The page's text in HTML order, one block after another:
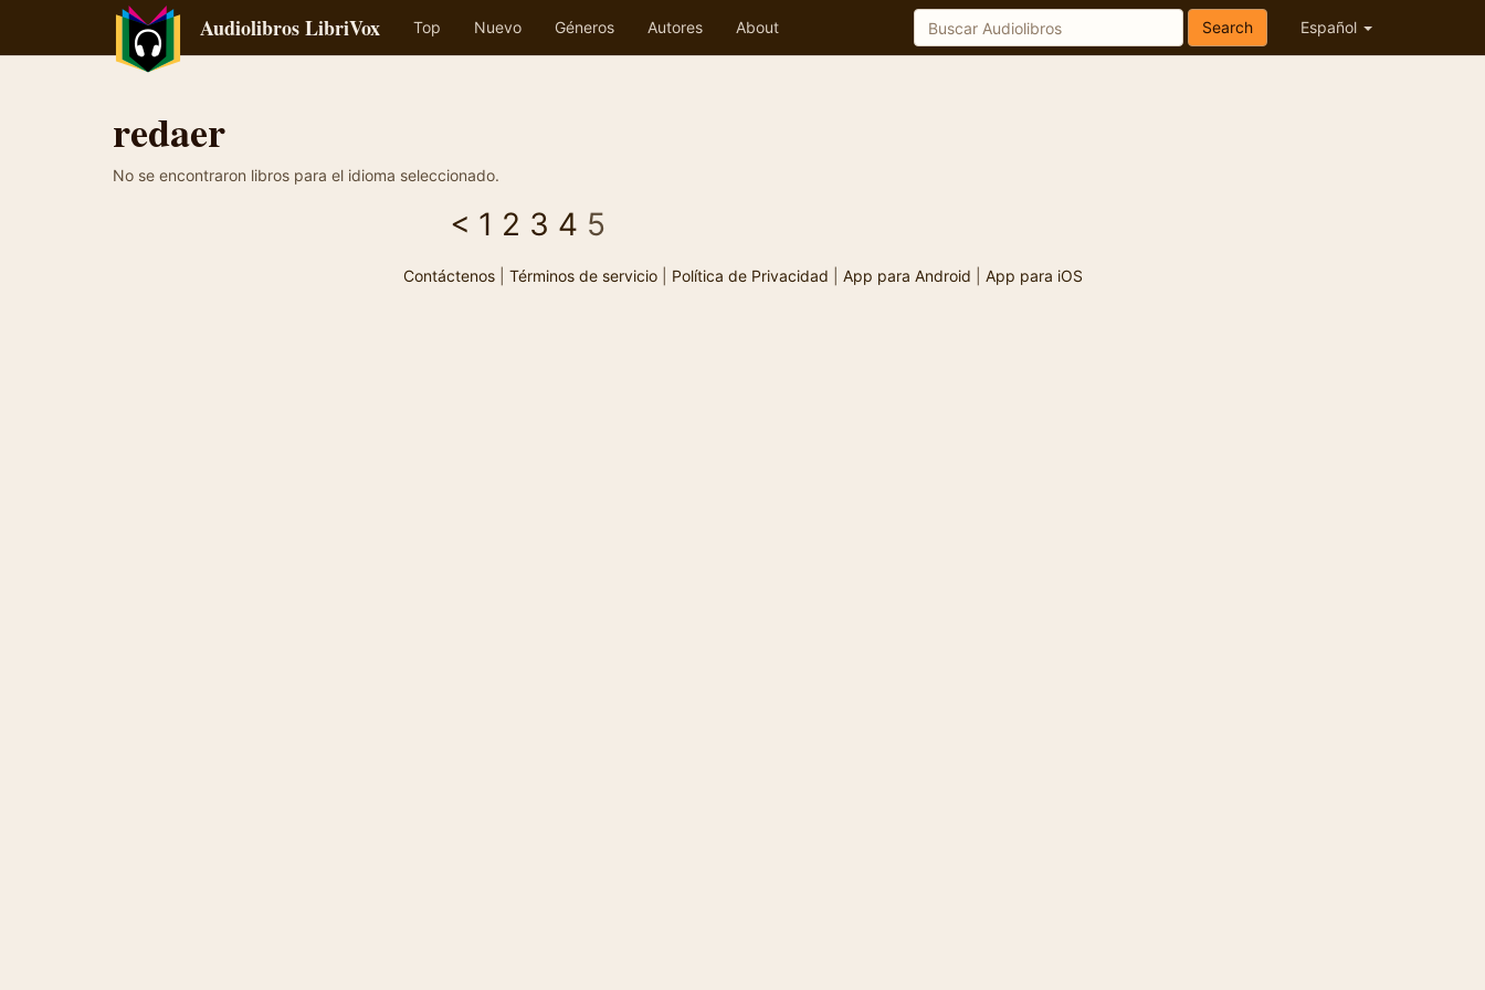
Audiolibros LibriVox Top Nuevo Géneros Autores About Español
Search
redaer
No se encontraron libros para el idioma seleccionado.
< 1 2 3 4 5
Contáctenos| Términos de servicio| Política de Privacidad App para Android App para iOS